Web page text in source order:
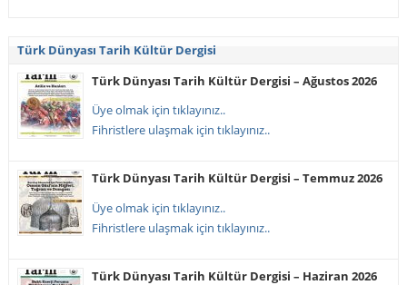
Türk Dünyası Tarih Kültür Dergisi
Türk Dünyası Tarih Kültür Dergisi – Ağustos 2026
Üye olmak için tıklayınız..
Fihristlere ulaşmak için tıklayınız..
Türk Dünyası Tarih Kültür Dergisi – Temmuz 2026
Üye olmak için tıklayınız..
Fihristlere ulaşmak için tıklayınız..
Türk Dünyası Tarih Kültür Dergisi – Haziran 2026